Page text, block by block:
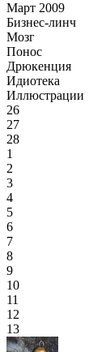
Март 2009
Бизнес-линч
Мозг
Понос
Дрюкенция
Идиотека
Иллюстрации
26
27
28
1
2
3
4
5
6
7
8
9
10
11
12
13